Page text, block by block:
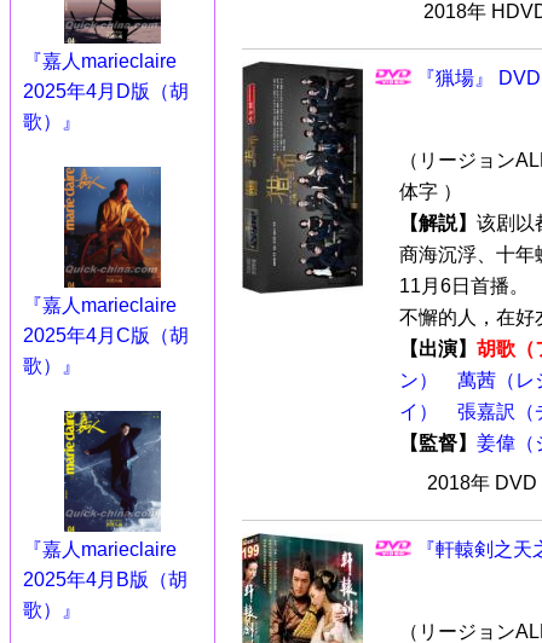
『嘉人marieclaire
2025年4月D版（胡
歌）』
『嘉人marieclaire
2025年4月C版（胡
歌）』
『嘉人marieclaire
2025年4月B版（胡
歌）』
2018年
『猟場』
（リージョン
体字 ）
【解説】 该剧以
商海沉浮、十年
11月6日首播。
不懈的人，在好
【出演】 胡歌（
ン）
萬茜（レ
イ）
張嘉訳（
【監督】 姜偉（
2018年
『軒轅剣之
（リージョン